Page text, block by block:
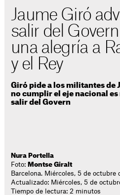
Jaume Giró
salir del
una alegría a
y el Rey
Giró pide a los militantes de
no cumplir el eje nacional
salir del Govern
Nura Portella
Foto: Montse Giralt
Barcelona. Miércoles, 5 de octubre
Actualizado: Miércoles, 5 de
Tiempo de lectura: 2 minutos